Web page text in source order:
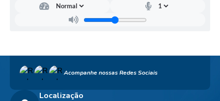
Acompanhe nossas Redes Sociais
Localização